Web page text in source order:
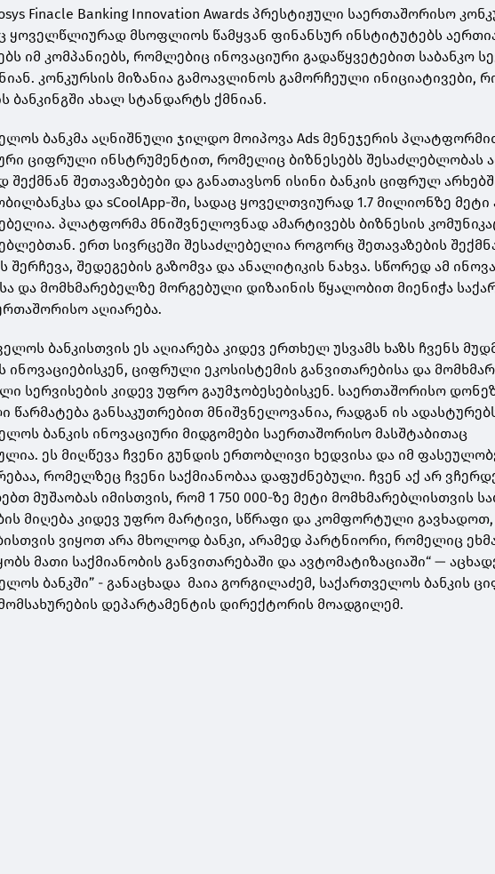
Finacle Banking Innovation Awards პრესტიჟული საერთაშორისო
ყოველწლიურად მსოფლიოს წამყვან ფინანსურ ინსტიტუტებს
იმ კომპანიებს, რომლებიც ინოვაციური გადაწყვეტებით საბანკო
კონკურსის მიზანია გამოავლინოს გამორჩეული ინიციატივები,
ბანკინგში ახალ სტანდარტს ქმნიან.
ბანკმა აღნიშნული ჯილდო მოიპოვა Ads მენეჯერის
ციფრული ინსტრუმენტით, რომელიც ბიზნესებს შესაძლებლობას
შექმნან შეთავაზებები და განათავსონ ისინი ბანკის ციფრულ
და sCoolApp-ში, სადაც ყოველთვიურად 1.7 მილიონზე მეტი
პლატფორმა მნიშვნელოვნად ამარტივებს ბიზნესის
ერთ სივრცეში შესაძლებელია როგორც შეთავაზების
შერჩევა, შედეგების გაზომვა და ანალიტიკის ნახვა. სწორედ ამ
და მომხმარებელზე მორგებული დიზაინის წყალობით მიენიჭა
აღიარება.
ბანკისთვის ეს აღიარება კიდევ ერთხელ უსვამს ხაზს ჩვენს
ინოვაციებისკენ, ციფრული ეკოსისტემის განვითარებისა და
სერვისების კიდევ უფრო გაუმჯობესებისკენ. საერთაშორისო
წარმატება განსაკუთრებით მნიშვნელოვანია, რადგან ის
ბანკის ინოვაციური მიდგომები საერთაშორისო მასშტაბითაც
ეს მიღწევა ჩვენი გუნდის ერთობლივი ხედვისა და იმ
რომელზეც ჩვენი საქმიანობაა დაფუძნებული. ჩვენ აქ არ
მუშაობას იმისთვის, რომ 1 750 000-ზე მეტი მომხმარებლისთვის
მიღება კიდევ უფრო მარტივი, სწრაფი და კომფორტული
ვიყოთ არა მხოლოდ ბანკი, არამედ პარტნიორი, რომელიც
მათი საქმიანობის განვითარებაში და ავტომატიზაციაში“ —
ბანკში” - განაცხადა მაია გორგილაძემ, საქართველოს ბანკის
დეპარტამენტის დირექტორის მოადგილემ.